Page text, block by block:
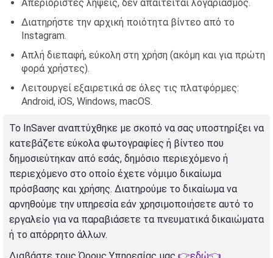
Απεριόριστες λήψεις, δεν απαιτείται λογαριασμός.
Διατηρήστε την αρχική ποιότητα βίντεο από το
Instagram.
Απλή διεπαφή, εύκολη στη χρήση (ακόμη και για πρώτη
φορά χρήστες).
Λειτουργεί εξαιρετικά σε όλες τις πλατφόρμες:
Android, iOS, Windows, macOS.
Το InSaver αναπτύχθηκε με σκοπό να σας υποστηρίξει να
κατεβάζετε εύκολα φωτογραφίες ή βίντεο που
δημοσιεύτηκαν από εσάς, δημόσιο περιεχόμενο ή
περιεχόμενο στο οποίο έχετε νόμιμο δικαίωμα
πρόσβασης και χρήσης. Διατηρούμε το δικαίωμα να
αρνηθούμε την υπηρεσία εάν χρησιμοποιήσετε αυτό το
εργαλείο για να παραβιάσετε τα πνευματικά δικαιώματα
ή το απόρρητο άλλων.